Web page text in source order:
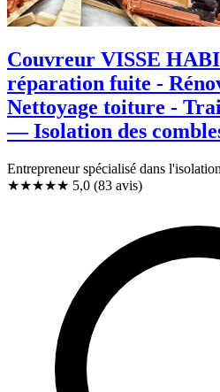
Couvreur VISSE
réparation fuite -
Nettoyage toiture -
— Isolation des
Entrepreneur spécialisé dans l'isolation
★★★★★ 5,0 (83 avis)